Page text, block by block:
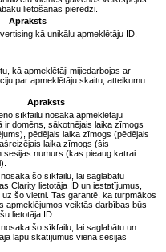
lietošanas pieredzi.
Apraksts
kā unikālu apmeklētāju ID.
kā apmeklētāji mijiedarbojas ar
par apmeklētāju skaitu, atteikumu
Apraksts
sīkfailu nosaka apmeklētāju
ir domēns, sākotnējais laika zīmogs
pēdējais laika zīmogs (pēdējais
laika zīmogs (šis
sesijas numurs (kas pieaug katrai
šo sīkfailu, lai saglabātu
Clarity lietotāja ID un iestatījumus,
šo vietni. Tas garantē, ka turpmākos
apmeklējumos veiktās darbības būs
lietotāja ID.
šo sīkfailu, lai saglabātu un
lapu skatījumus vienā sesijas